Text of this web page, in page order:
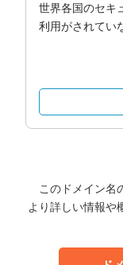
世界各国のセキ
利用がされてい
このドメイン名
より詳しい情報や